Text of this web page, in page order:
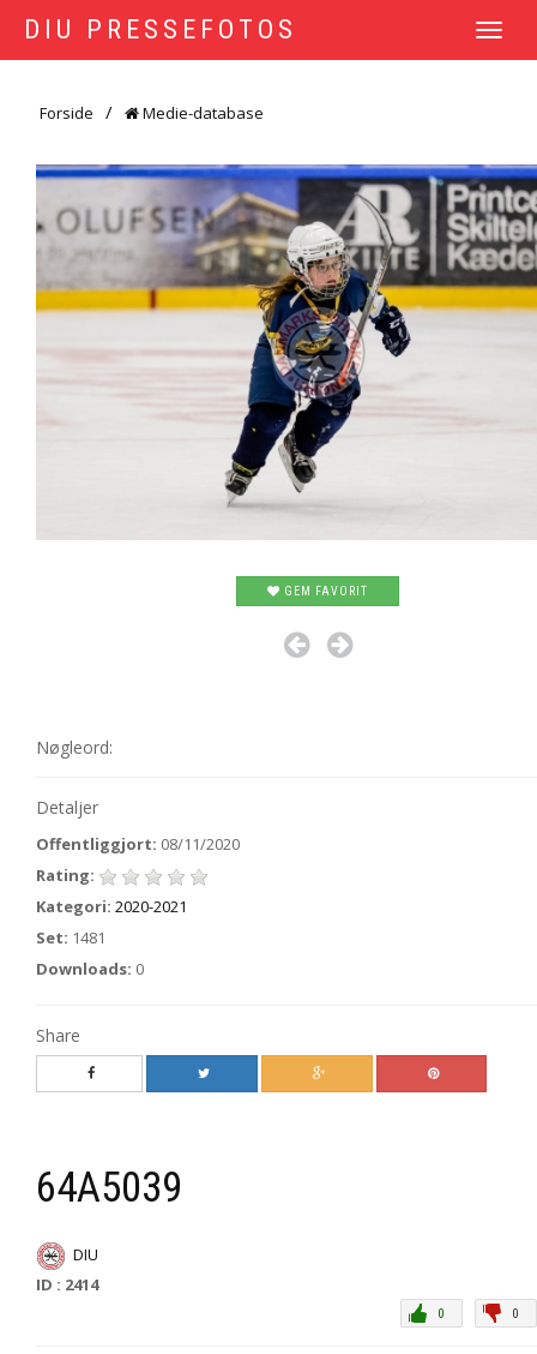
DIU PRESSEFOTOS
TOGGLE
Forside Medie-database
GEM FAVORIT
Nøgleord:
Detaljer
Offentliggjort: 08/11/2020
Rating:
Kategori: 2020-2021
Set: 1481
Downloads: 0
Share
64A5039
DIU
ID : 2414
0
0